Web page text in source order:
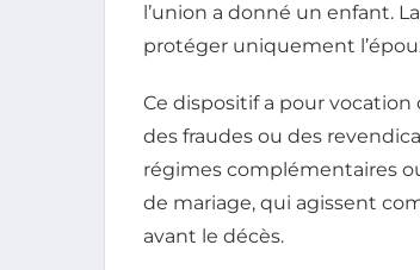
l’union a donné un enfant.
protéger uniquement
Ce dispositif a pour
des fraudes ou des
régimes complémentaires
de mariage, qui agissent
avant le décès.